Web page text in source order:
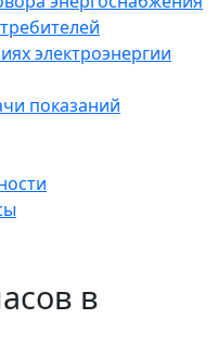
электроэнергии
показаний
в